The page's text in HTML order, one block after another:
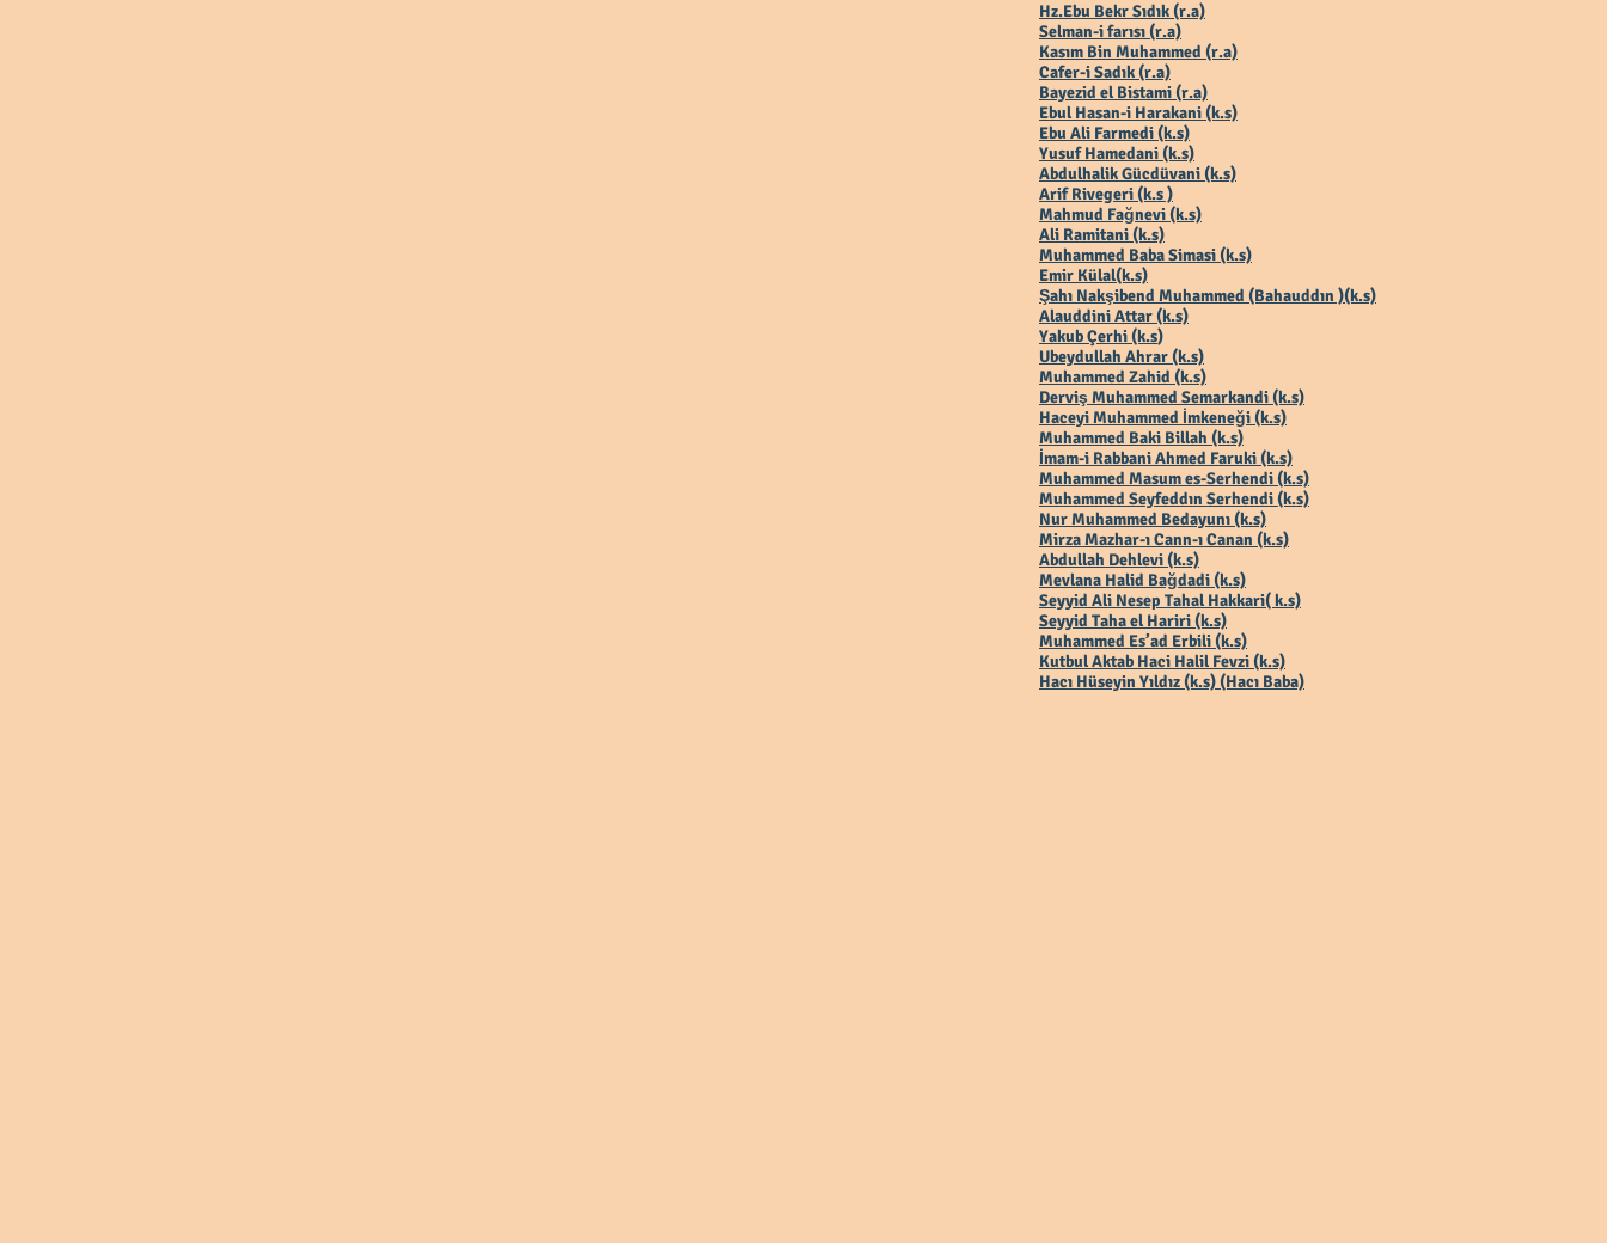
Hz.Ebu Bekr Sıdık (r.a)
Selman-i farısı (r.a)
Kasım Bin Muhammed (r.a)
Cafer-i Sadık (r.a)
Bayezid el Bistami (r.a)
Ebul Hasan-i Harakani (k.s)
Ebu Ali Farmedi (k.s)
Yusuf Hamedani (k.s)
Abdulhalik Gücdüvani (k.s)
Arif Rivegeri (k.s )
Mahmud Fağnevi (k.s)
Ali Ramitani (k.s)
Muhammed Baba Simasi (k.s)
Emir Külal(k.s)
Şahı Nakşibend Muhammed (Bahauddın )(k.s)
Alauddini Attar (k.s)
Yakub Çerhi (k.s)
Ubeydullah Ahrar (k.s)
Muhammed Zahid (k.s)
Derviş Muhammed Semarkandi (k.s)
Haceyi Muhammed İmkeneği (k.s)
Muhammed Baki Billah (k.s)
İmam-i Rabbani Ahmed Faruki (k.s)
Muhammed Masum es-Serhendi (k.s)
Muhammed Seyfeddın Serhendi (k.s)
Nur Muhammed Bedayunı (k.s)
Mirza Mazhar-ı Cann-ı Canan (k.s)
Abdullah Dehlevi (k.s)
Mevlana Halid Bağdadi (k.s)
Seyyid Ali Nesep Tahal Hakkari( k.s)
Seyyid Taha el Hariri (k.s)
Muhammed Es’ad Erbili (k.s)
Kutbul Aktab Haci Halil Fevzi (k.s)
Hacı Hüseyin Yıldız (k.s) (Hacı Baba)